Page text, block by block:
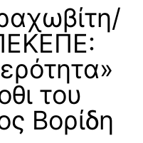
του
Βορίδη